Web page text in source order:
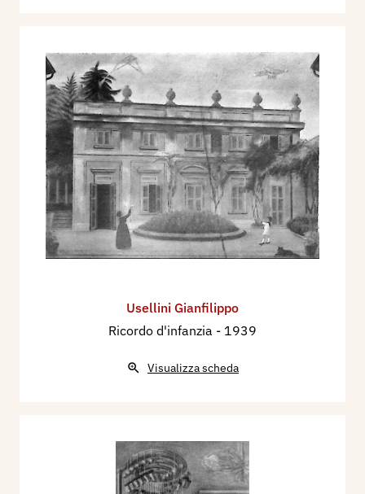
Usellini Gianfilippo
Ricordo d'infanzia - 1939
Visualizza scheda